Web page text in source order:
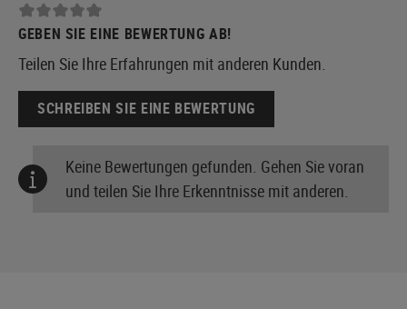
GEBEN SIE EINE BEWERTUNG AB!
Teilen Sie Ihre Erfahrungen mit anderen Kunden.
SCHREIBEN SIE EINE BEWERTUNG
Keine Bewertungen gefunden. Gehen Sie voran
und teilen Sie Ihre Erkenntnisse mit anderen.